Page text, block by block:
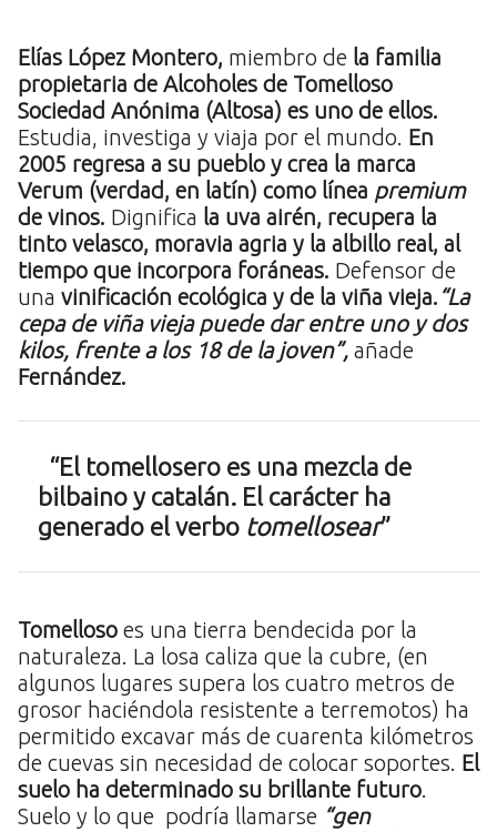
Elías López Montero, miembro de la familia
propietaria de Alcoholes de Tomelloso
Sociedad Anónima (Altosa) es uno de ellos.
Estudia, investiga y viaja por el mundo. En
2005 regresa a su pueblo y crea la marca
Verum (verdad, en latín) como línea premium
de vinos. Dignifica la uva airén, recupera la
tinto velasco, moravia agria y la albillo real, al
tiempo que incorpora foráneas. Defensor de
una vinificación ecológica y de la viña vieja. “La
cepa de viña vieja puede dar entre uno y dos
kilos, frente a los 18 de la joven”, añade
Fernández.
“El tomellosero es una mezcla de
bilbaino y catalán. El carácter ha
generado el verbo tomellosear”
Tomelloso es una tierra bendecida por la
naturaleza. La losa caliza que la cubre, (en
algunos lugares supera los cuatro metros de
grosor haciéndola resistente a terremotos) ha
permitido excavar más de cuarenta kilómetros
de cuevas sin necesidad de colocar soportes. El
suelo ha determinado su brillante futuro.
Suelo y lo que podría llamarse “gen